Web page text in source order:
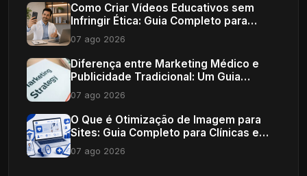
Como Criar Vídeos Educativos sem
Infringir Ética: Guia Completo para
Profissionais de Saúde
07 ago 2026
Diferença entre Marketing Médico e
Publicidade Tradicional: Um Guia
Completo
07 ago 2026
O Que é Otimização de Imagem para
Sites: Guia Completo para Clínicas e
Consultórios
07 ago 2026